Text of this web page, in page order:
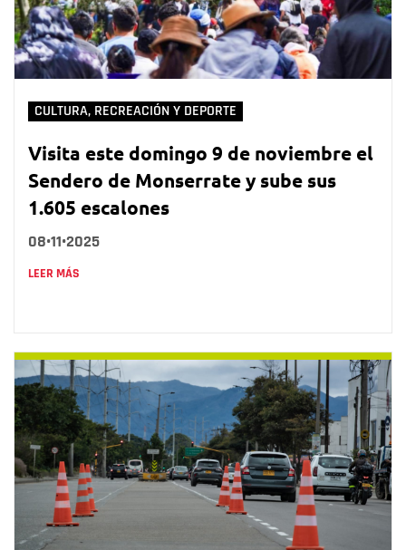
CULTURA, RECREACIÓN Y DEPORTE
Visita este domingo 9 de noviembre el
Sendero de Monserrate y sube sus
1.605 escalones
08•11•2025
LEER MÁS